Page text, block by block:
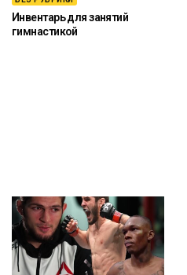
Инвентарь для занятий
гимнастикой